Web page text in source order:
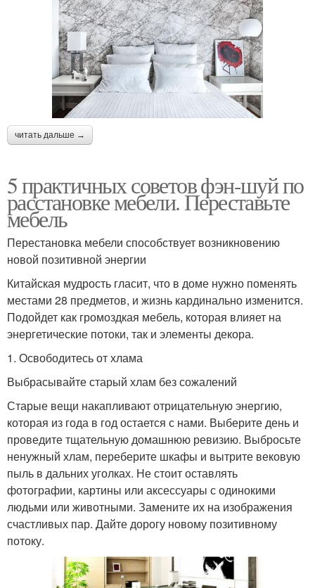
читать дальше →
5 практичных советов фэн-шуй по
расстановке мебели. Переставьте
мебель
Перестановка мебели способствует возникновению
новой позитивной энергии
Китайская мудрость гласит, что в доме нужно поменять
местами 28 предметов, и жизнь кардинально изменится.
Подойдет как громоздкая мебель, которая влияет на
энергетические потоки, так и элементы декора.
1. Освободитесь от хлама
Выбрасывайте старый хлам без сожалений
Старые вещи накапливают отрицательную энергию,
которая из года в год остается с нами. Выберите день и
проведите тщательную домашнюю ревизию. Выбросьте
ненужный хлам, переберите шкафы и вытрите вековую
пыль в дальних уголках. Не стоит оставлять
фотографии, картины или аксессуары с одинокими
людьми или животными. Замените их на изображения
счастливых пар. Дайте дорогу новому позитивному
потоку.